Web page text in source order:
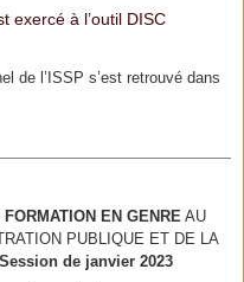
exercé à l’outil DISC
de l’ISSP s’est retrouvé dans
FORMATION EN GENRE AU
PUBLIQUE ET DE LA
Session de janvier 2023